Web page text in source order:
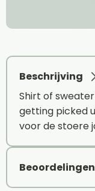
Beschrijving
Shirt of
getting picked
voor de stoere
Beoordelingen